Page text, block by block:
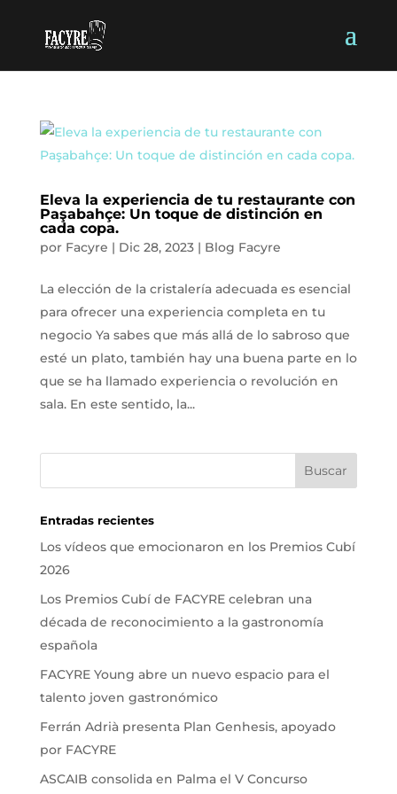
Eleva la experiencia de tu restaurante con
Paşabahçe: Un toque de distinción en
cada copa.
por Facyre | Dic 28, 2023| Blog Facyre
La elección de la cristalería adecuada es esencial
para ofrecer una experiencia completa en tu
negocio Ya sabes que más allá de lo sabroso que
esté un plato, también hay una buena parte en lo
que se ha llamado experiencia o revolución en
sala. En este sentido, la...
Entradas recientes
Los vídeos que emocionaron en los Premios Cubí
2026
Los Premios Cubí de FACYRE celebran una
década de reconocimiento a la gastronomía
española
FACYRE Young abre un nuevo espacio para el
talento joven gastronómico
Ferrán Adrià presenta Plan Genhesis, apoyado
por FACYRE
ASCAIB consolida en Palma el V Concurso